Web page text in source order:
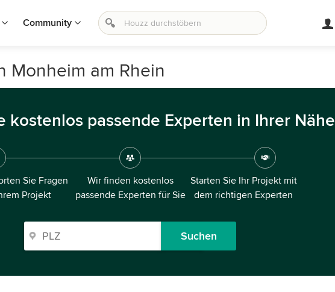
Community
Monheim am Rhein
kostenlos passende Experten in Ihrer Nähe
Sie Fragen
Projekt
Wir finden kostenlos
passende Experten für Sie
Starten Sie Ihr Projekt mit
dem richtigen Experten
Suchen